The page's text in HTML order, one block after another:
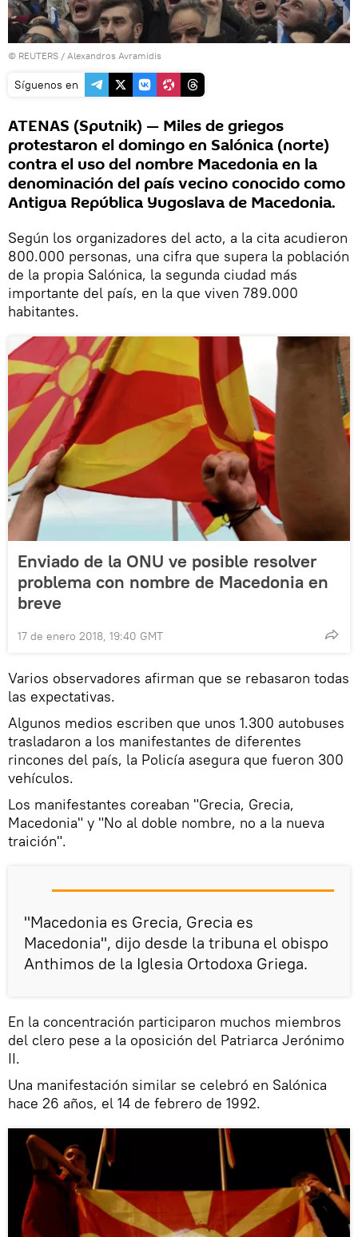
© REUTERS / Alexandros Avramidis
Síguenos en
ATENAS (Sputnik) — Miles de griegos
protestaron el domingo en Salónica (norte)
contra el uso del nombre Macedonia en la
denominación del país vecino conocido como
Antigua República Yugoslava de Macedonia.
Según los organizadores del acto, a la cita acudieron
800.000 personas, una cifra que supera la población
de la propia Salónica, la segunda ciudad más
importante del país, en la que viven 789.000
habitantes.
Enviado de la ONU ve posible resolver
problema con nombre de Macedonia en
breve
17 de enero 2018, 19:40 GMT
Varios observadores afirman que se rebasaron todas
las expectativas.
Algunos medios escriben que unos 1.300 autobuses
trasladaron a los manifestantes de diferentes
rincones del país, la Policía asegura que fueron 300
vehículos.
Los manifestantes coreaban "Grecia, Grecia,
Macedonia" y "No al doble nombre, no a la nueva
traición".
"Macedonia es Grecia, Grecia es
Macedonia", dijo desde la tribuna el obispo
Anthimos de la Iglesia Ortodoxa Griega.
En la concentración participaron muchos miembros
del clero pese a la oposición del Patriarca Jerónimo
II.
Una manifestación similar se celebró en Salónica
hace 26 años, el 14 de febrero de 1992.